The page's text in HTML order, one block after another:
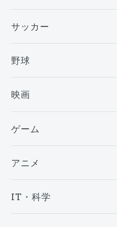
サッカー
野球
映画
ゲーム
アニメ
IT・科学